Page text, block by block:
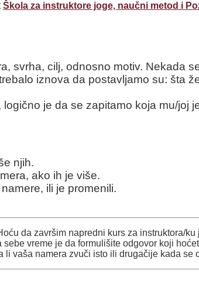
Škola za instruktore joge, naučni metod i
svrha, cilj, odnosno motiv. Nekada
iznova da postavljamo su: šta
je da se zapitamo koja mu/joj
njih.
ako ih je više.
ili je promenili.
da završim napredni kurs za instruktora/
vreme je da formulišite odgovor koji
vaša namera zvuči isto ili drugačije kada se